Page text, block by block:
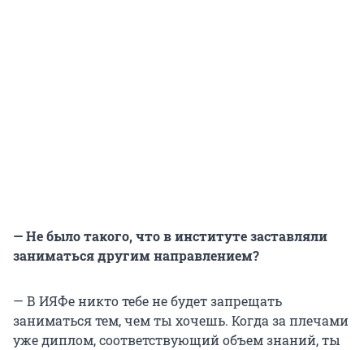
— Не было такого, что в институте заставляли
заниматься другим направлением?
— В ИЯФе никто тебе не будет запрещать
заниматься тем, чем ты хочешь. Когда за плечами
уже диплом, соответствующий объем знаний, ты